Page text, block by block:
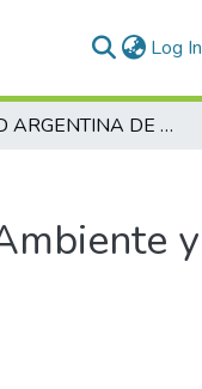
Log In
La RED ARGENTINA DE MUNICIPIOS CONTRA EL CAMBIO CLIMÁTICO recibe el Premio ISALUD 2019 en la Categoría: Ambiente y Salud (Institucional)
y